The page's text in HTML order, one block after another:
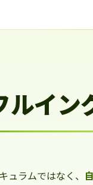
ルイン
ュラムではなく、